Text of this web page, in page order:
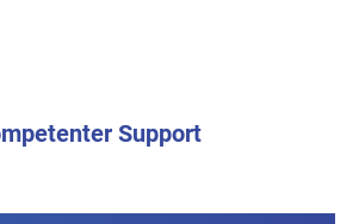
Support